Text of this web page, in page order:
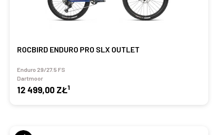
ROCBIRD ENDURO PRO SLX OUTLET
Enduro 29/27.5 FS
Dartmoor
12 499,00 ZŁ1